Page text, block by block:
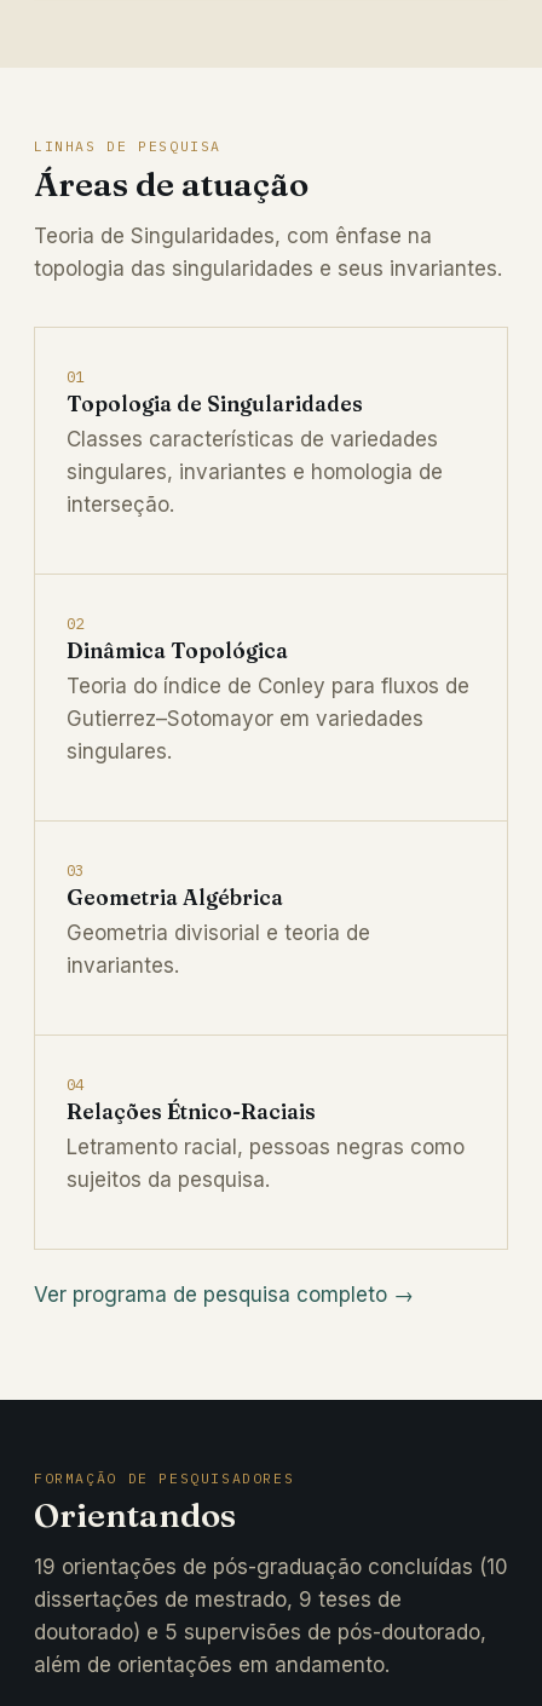
LINHAS DE PESQUISA
Áreas de atuação
Teoria de Singularidades, com ênfase na
topologia das singularidades e seus invariantes.
01
Topologia de Singularidades
Classes características de variedades
singulares, invariantes e homologia de
interseção.
02
Dinâmica Topológica
Teoria do índice de Conley para fluxos de
Gutierrez–Sotomayor em variedades
singulares.
03
Geometria Algébrica
Geometria divisorial e teoria de
invariantes.
04
Relações Étnico-Raciais
Letramento racial, pessoas negras como
sujeitos da pesquisa.
Ver programa de pesquisa completo →
FORMAÇÃO DE PESQUISADORES
Orientandos
19 orientações de pós-graduação concluídas (10
dissertações de mestrado, 9 teses de
doutorado) e 5 supervisões de pós-doutorado,
além de orientações em andamento.